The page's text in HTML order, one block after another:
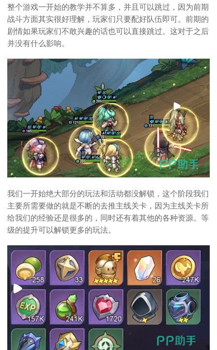
整个游戏一开始的教学并不算多，并且可以跳过，因为前期
战斗方面其实很好理解，玩家们只要配好队伍即可。前期的
剧情如果玩家们不敢兴趣的话也可以直接跳过。这对于之后
并没有什么影响。
我们一开始绝大部分的玩法和活动都没解锁，这个阶段我们
主要所需要做的就是不断的去推主线关卡，因为主线关卡所
给我们的经验还是很多的，同时还有着其他的各种资源。等
级的提升可以解锁更多的玩法。